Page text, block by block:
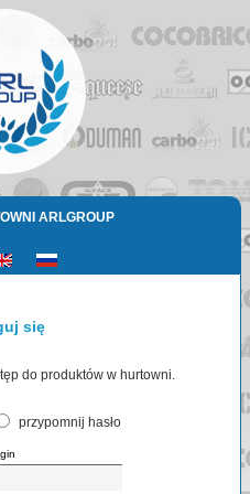
ARLGROUP
się
do produktów w hurtowni.
przypomnij hasło